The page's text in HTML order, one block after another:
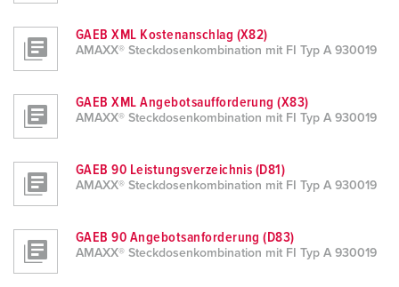
GAEB XML Kostenanschlag (X82)
AMAXX® Steckdosenkombination mit FI Typ A 930019
GAEB XML Angebotsaufforderung (X83)
AMAXX® Steckdosenkombination mit FI Typ A 930019
GAEB 90 Leistungsverzeichnis (D81)
AMAXX® Steckdosenkombination mit FI Typ A 930019
GAEB 90 Angebotsanforderung (D83)
AMAXX® Steckdosenkombination mit FI Typ A 930019